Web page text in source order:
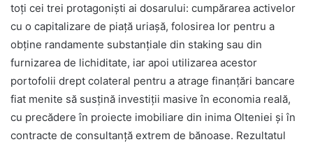
toți cei trei protagoniști ai dosarului: cumpărarea activelor
cu o capitalizare de piață uriașă, folosirea lor pentru a
obține randamente substanțiale din staking sau din
furnizarea de lichiditate, iar apoi utilizarea acestor
portofolii drept colateral pentru a atrage finanțări bancare
fiat menite să susțină investiții masive în economia reală,
cu precădere în proiecte imobiliare din inima Olteniei și în
contracte de consultanță extrem de bănoase. Rezultatul